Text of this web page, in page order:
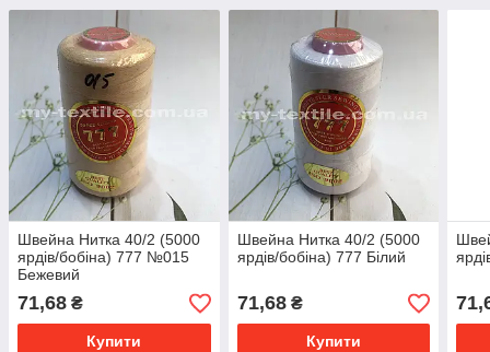
Швейна Нитка 40/2 (5000
ярдів/бобіна) 777 №015
Бежевий
71,68 ₴
Купити
Швейна Нитка 40/2 (5000
ярдів/бобіна) 777 Білий
71,68₴
Купити